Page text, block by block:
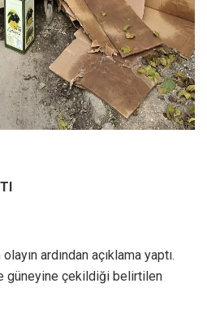
ardından açıklama yaptı.
güneyine çekildiği belirtilen